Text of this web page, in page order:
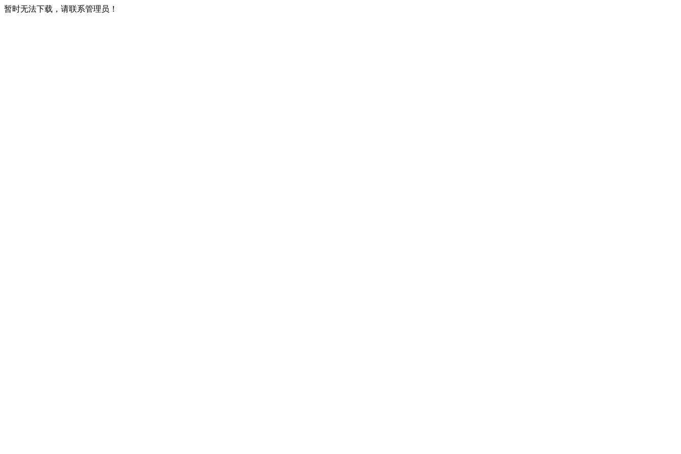
暂时无法下载，请联系管理员！